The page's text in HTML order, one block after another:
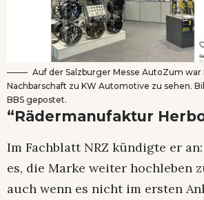
Auf der Salzburger Messe AutoZum war
Nachbarschaft zu KW Automotive zu sehen.
BBS gepostet.
“Rädermanufaktur
Im Fachblatt NRZ kündigte er
es, die Marke weiter hochleben
auch wenn es nicht im ersten